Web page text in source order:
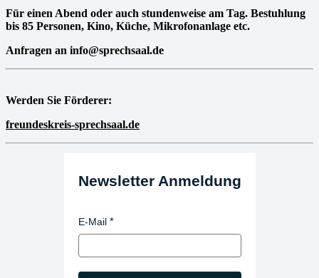
Für einen Abend oder auch stundenweise am Tag. Bestuhlung
bis 85 Personen, Kino, Küche, Mikrofonanlage etc.
Anfragen an info@sprechsaal.de
Werden Sie Förderer:
freundeskreis-sprechsaal.de
Newsletter Anmeldung
E-Mail